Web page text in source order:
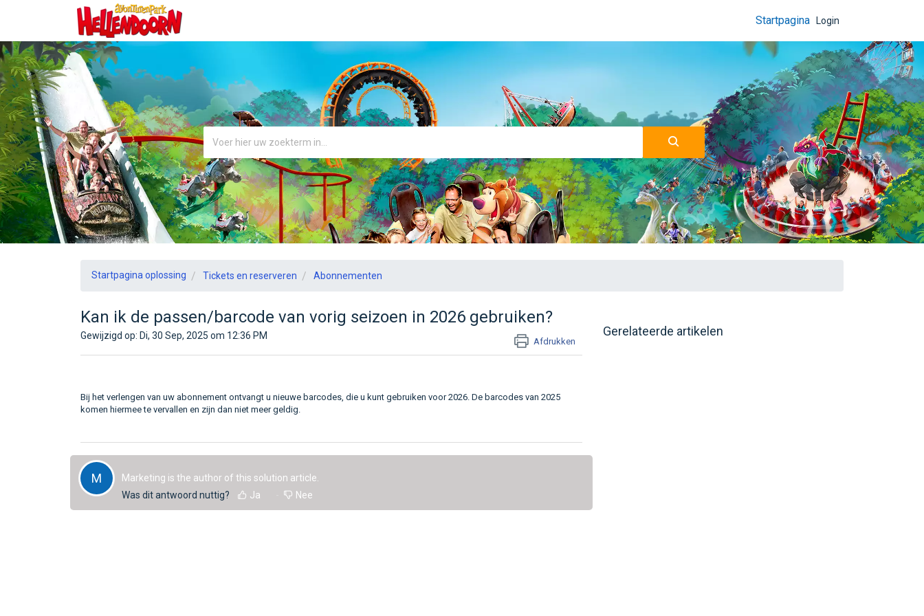
Login
Startpagina
Startpagina oplossing Tickets en reserveren Abonnementen
Kan ik de passen/barcode van vorig seizoen in 2026 gebruiken?
Afdrukken
Gewijzigd op: Di, 30 Sep, 2025 om 12:36 PM
Bij het verlengen van uw abonnement ontvangt u nieuwe barcodes, die u kunt gebruiken voor 2026. De barcodes van 2025
komen hiermee te vervallen en zijn dan niet meer geldig.
M
Marketing is the author of this solution article.
Was dit antwoord nuttig?
Ja Nee
Gerelateerde artikelen